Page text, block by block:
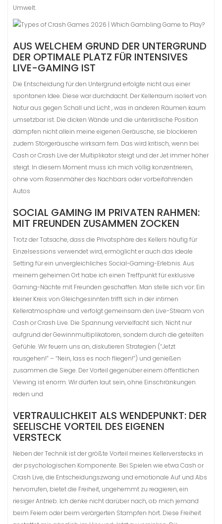
Umwelt.
AUS WELCHEM GRUND DER UNTERGRUND
DER OPTIMALE PLATZ FÜR INTENSIVES
LIVE-GAMING IST
Die Entscheidung für den Untergrund erfolgte nicht aus einer
spontanen Idee. Diese war durchdacht. Der Kellerraum isoliert von
Natur aus gegen Schall und Licht , was in anderen Räumen kaum
umsetzbar ist. Die dicken Wände und die unterirdische Position
dämpfen nicht allein meine eigenen Geräusche, sie blockieren
zudem Störgeräusche wirksam fern. Das wird kritisch, wenn bei
Cash or Crash Live der Multiplikator steigt und der Jet immer höher
steigt. In diesem Moment muss ich mich völlig konzentrieren,
ohne vom Rasenmäher des Nachbars oder vorbeifahrenden
Autos
SOCIAL GAMING IM PRIVATEN RAHMEN:
MIT FREUNDEN ZUSAMMEN ZOCKEN
Trotz der Tatsache, dass die Privatsphäre des Kellers häufig für
Einzelsessions verwendet wird, ermöglicht er auch das ideale
Setting für ein unvergleichliches Social-Gaming-Erlebnis. Aus
meinem geheimen Ort habe ich einen Treffpunkt für exklusive
Gaming-Nächte mit Freunden geschaffen. Man stelle sich vor: Ein
kleiner Kreis von Gleichgesinnten trifft sich in der intimen
Kelleratmosphäre und verfolgt gemeinsam den Live-Stream von
Cash or Crash Live. Die Spannung vervielfacht sich. Nicht nur
aufgrund der Gewinnmultiplikatoren, sondern durch die geteilten
Gefühle. Wir feuern uns an, diskutieren Strategien (“Jetzt
rausgehen!” – “Nein, lass es noch fliegen!”) und genießen
zusammen die Siege. Der Vorteil gegenüber einem öffentlichen
Viewing ist enorm. Wir dürfen laut sein, ohne Einschränkungen
reden und
VERTRAULICHKEIT ALS WENDEPUNKT: DER
SEELISCHE VORTEIL DES EIGENEN
VERSTECK
Neben der Technik ist der größte Vorteil meines Kellerverstecks in
der psychologischen Komponente. Bei Spielen wie etwa Cash or
Crash Live, die Entscheidungszwang und emotionale Auf und Abs
hervorrufen, bietet die Freiheit, ungehemmt zu reagieren, ein
riesiger Antrieb. Ich denke nicht darüber nach, ob mich jemand
beim Feiern oder beim verärgerten Stampfen hört. Diese Freiheit